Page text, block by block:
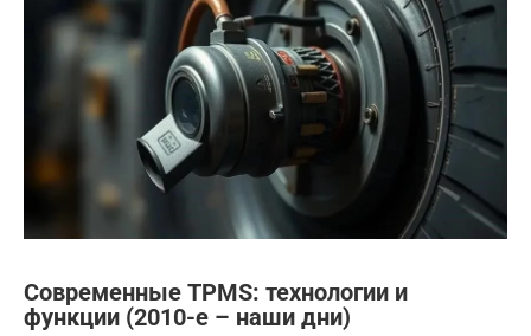
Современные TPMS: технологии и
функции (2010-е – наши дни)